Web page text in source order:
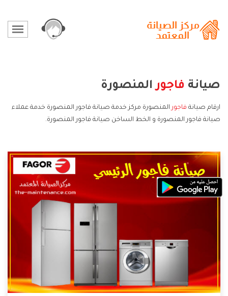
صيانة فاجورالمنصورة
ارقام صيانة فاجور المنصورة مركز خدمة صيانة فاجور المنصورة خدمة عملاء
صيانة فاجور المنصورة و الخط الساخن صيانة فاجور المنصورة.